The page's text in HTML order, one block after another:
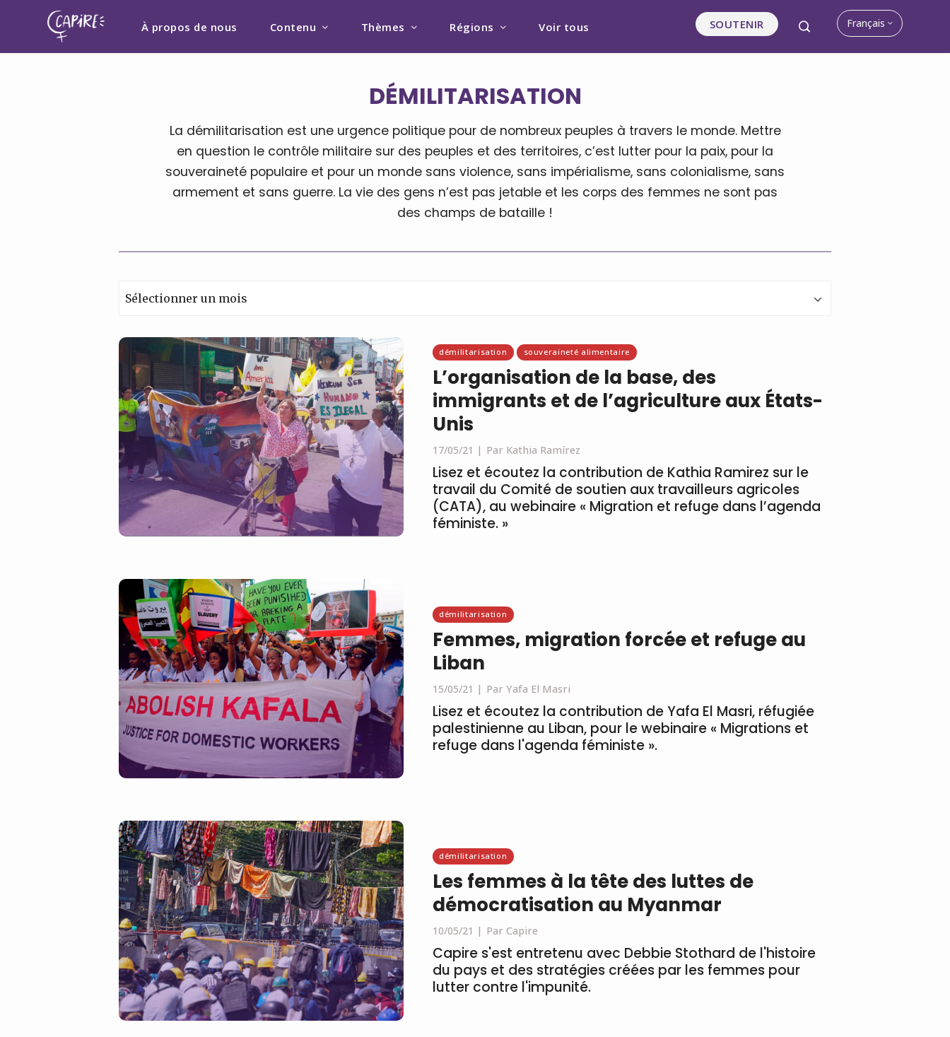
À propos de nous Contenu Thèmes Régions Voir tous SOUTENIR Français
DÉMILITARISATION
La démilitarisation est une urgence politique pour de nombreux peuples à travers le monde. Mettre
en question le contrôle militaire sur des peuples et des territoires, c’est lutter pour la paix, pour la
souveraineté populaire et pour un monde sans violence, sans impérialisme, sans colonialisme, sans
armement et sans guerre. La vie des gens n’est pas jetable et les corps des femmes ne sont pas
des champs de bataille !
Archives
démilitarisation souveraineté alimentaire
L’organisation de la base, des
immigrants et de l’agriculture aux États-
Unis
17/05/21 Par Kathia Ramírez
Lisez et écoutez la contribution de Kathia Ramirez sur le
travail du Comité de soutien aux travailleurs agricoles
(CATA), au webinaire « Migration et refuge dans l’agenda
féministe. »
démilitarisation
Femmes, migration forcée et refuge au
Liban
15/05/21 Par Yafa El Masri
Lisez et écoutez la contribution de Yafa El Masri, réfugiée
palestinienne au Liban, pour le webinaire « Migrations et
refuge dans l'agenda féministe ».
démilitarisation
Les femmes à la tête des luttes de
démocratisation au Myanmar
10/05/21 Par Capire
Capire s'est entretenu avec Debbie Stothard de l'histoire
du pays et des stratégies créées par les femmes pour
lutter contre l'impunité.